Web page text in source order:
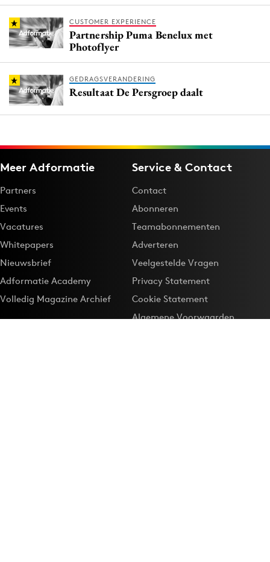
CUSTOMER EXPERIENCE
Partnership Puma Benelux met
Photoflyer
GEDRAGSVERANDERING
Resultaat De Persgroep daalt
Meer Adformatie
Partners
Events
Vacatures
Whitepapers
Nieuwsbrief
Adformatie Academy
Volledig Magazine Archief
Service & Contact
Contact
Abonneren
Teamabonnementen
Adverteren
Veelgestelde Vragen
Privacy Statement
Cookie Statement
Algemene Voorwaarden